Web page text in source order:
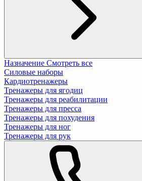
Назначение Смотреть все
Силовые наборы
Кардиотренажеры
Тренажеры для ягодиц
Тренажеры для реабилитации
Тренажеры для пресса
Тренажеры для похудения
Тренажеры для ног
Тренажеры для рук